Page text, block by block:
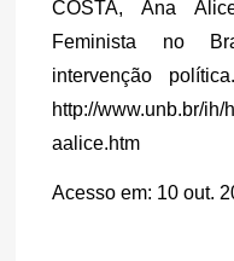
COSTA, Ana
Feminista no
intervenção
http://www.unb.br/
aalice.htm
Acesso em: 10 out.